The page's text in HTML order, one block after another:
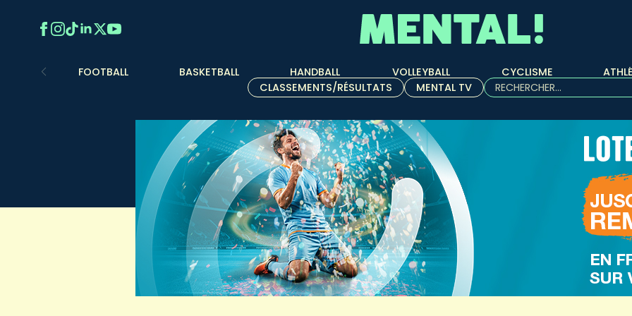
FOOTBALL BASKETBALL HANDBALL VOLLEYBALL CYCLISME
CLASSEMENTS/RÉSULTATS
MENTAL TV
Rechercher :